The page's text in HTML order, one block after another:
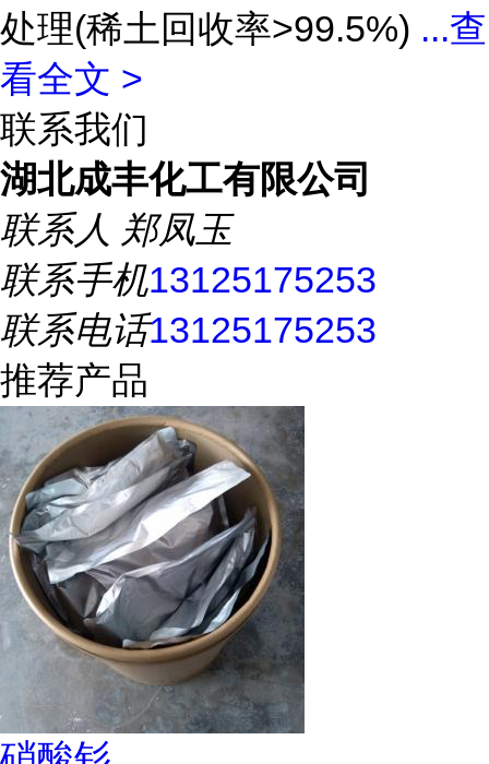
处理(稀土回收率>99.5%) ...查
看全文 >
联系我们
湖北成丰化工有限公司
联系人 郑凤玉
联系手机13125175253
联系电话13125175253
推荐产品